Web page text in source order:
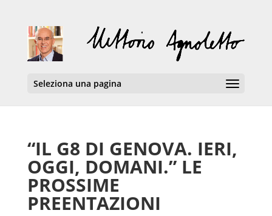
Seleziona una pagina
“IL G8 DI GENOVA. IERI,
OGGI, DOMANI.” LE
PROSSIME
PREENTAZIONI